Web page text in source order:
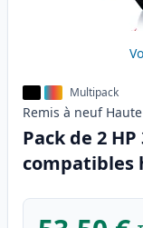
Multipack
Remis à neuf Haute
Pack de 2
compatibles